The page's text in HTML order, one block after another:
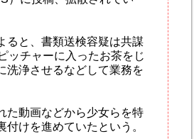
と、書類送検容疑は共謀
ッチャーに入ったお茶をじ
洗浄させるなどして業務を
動画などから少女らを特
付けを進めていたという。